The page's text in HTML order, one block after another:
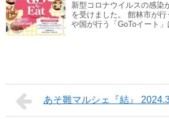
新型コロナウイルスの感染
を受けました。 館林市が
や国が行う「GoToイート
あそ雛マルシェ『結』